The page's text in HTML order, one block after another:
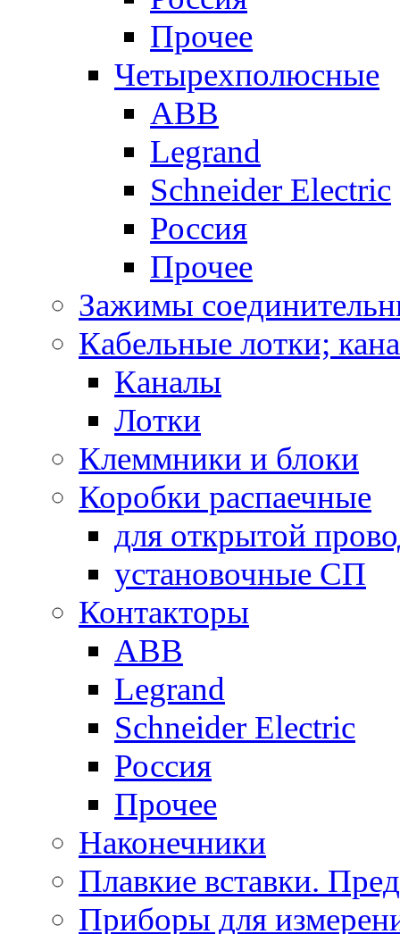
Прочее
Четырехполюсные
ABB
Legrand
Schneider Electric
Россия
Прочее
Зажимы
Кабельные лотки;
Каналы
Лотки
Клеммники и блоки
Коробки распаечные
для открытой
установочные СП
Контакторы
ABB
Legrand
Schneider Electric
Россия
Прочее
Наконечники
Плавкие вставки.
Приборы для